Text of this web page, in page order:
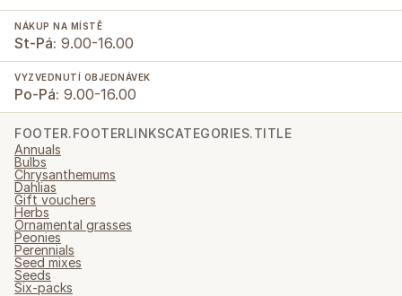
NÁKUP NA MÍSTĚ
St-Pá: 9.00-16.00
VYZVEDNUTÍ OBJEDNÁVEK
Po-Pá: 9.00-16.00
FOOTER.FOOTERLINKSCATEGORIES.TITLE
Annuals
Bulbs
Chrysanthemums
Dahlias
Gift vouchers
Herbs
Ornamental grasses
Peonies
Perennials
Seed mixes
Seeds
Six-packs